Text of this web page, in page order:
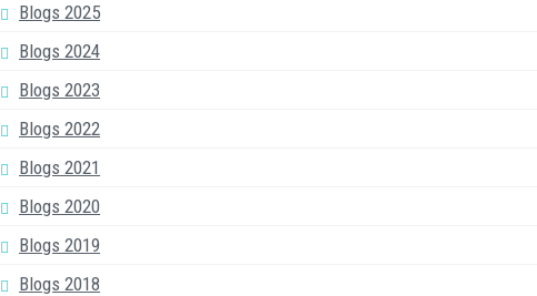
Blogs 2025
Blogs 2024
Blogs 2023
Blogs 2022
Blogs 2021
Blogs 2020
Blogs 2019
Blogs 2018